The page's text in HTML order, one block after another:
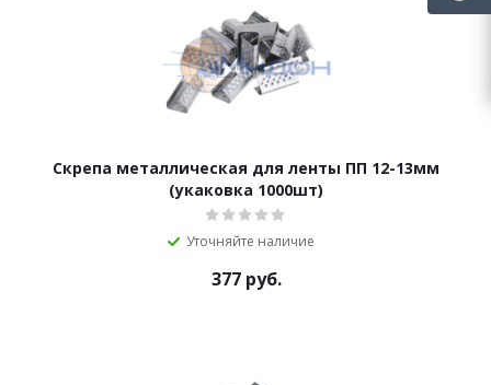
Скрепа металлическая для ленты ПП 12-13мм
(укаковка 1000шт)
Уточняйте наличие
377руб.